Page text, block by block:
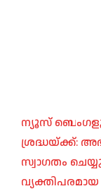
ന്യൂസ്
ശ്രദ്ധയ്ക്ക്:
സ്വാഗതം